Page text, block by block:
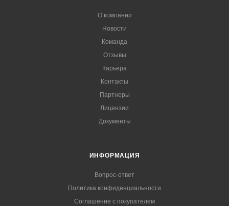
О компании
Новости
Команда
Отзывы
Карьера
Контакты
Партнеры
Лицензии
Документы
ИНФОРМАЦИЯ
Вопрос-ответ
Политика конфиденциальности
Соглашение с покупателем